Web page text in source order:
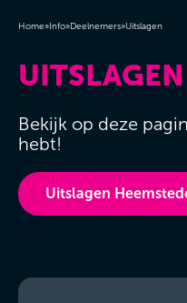
Home»Info»Deelnemers»Uitslagen
UITSLAGEN
Bekijk op deze
hebt!
Uitslagen